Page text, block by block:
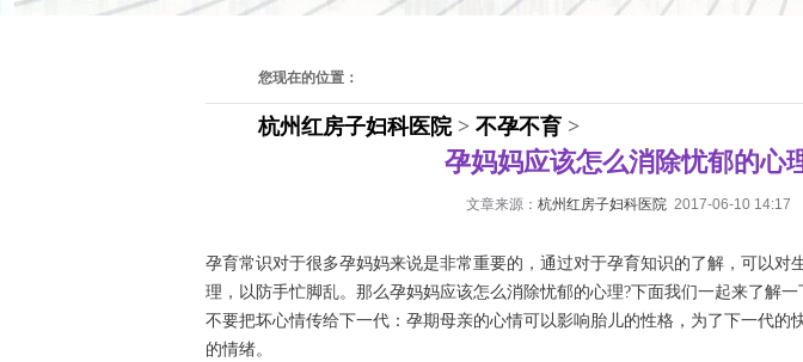
您现在的位置：
杭州红房子妇科医院> 不孕不育 >
孕妈妈应该怎么消除忧郁的心
文章来源： 杭州红房子妇科医院 2017-06-10 14:17
孕育常识对于很多孕妈妈来说是非常重要的，通过对于孕育知识的了解，可以对
理，以防手忙脚乱。那么孕妈妈应该怎么消除忧郁的心理?下面我们一起来了解一
不要把坏心情传给下一代：孕期母亲的心情可以影响胎儿的性格，为了下一代的
的情绪。